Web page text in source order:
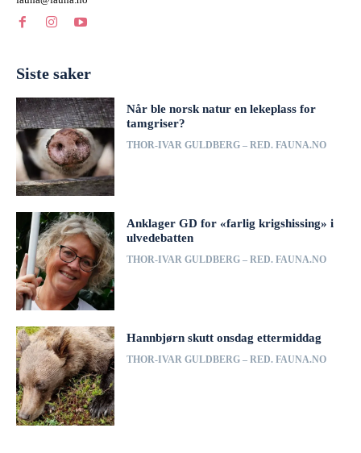
Siste saker
Når ble norsk natur en lekeplass for
tamgriser?
THOR-IVAR GULDBERG – RED. FAUNA.NO
Anklager GD for «farlig krigshissing» i
ulvedebatten
THOR-IVAR GULDBERG – RED. FAUNA.NO
Hannbjørn skutt onsdag ettermiddag
THOR-IVAR GULDBERG – RED. FAUNA.NO